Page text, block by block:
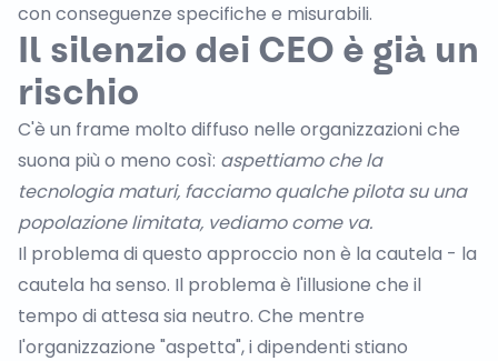
con conseguenze specifiche e misurabili.
Il silenzio dei CEO è già un
rischio
C'è un frame molto diffuso nelle organizzazioni che
suona più o meno così: aspettiamo che la
tecnologia maturi, facciamo qualche pilota su una
popolazione limitata, vediamo come va.
Il problema di questo approccio non è la cautela - la
cautela ha senso. Il problema è l'illusione che il
tempo di attesa sia neutro. Che mentre
l'organizzazione "aspetta", i dipendenti stiano